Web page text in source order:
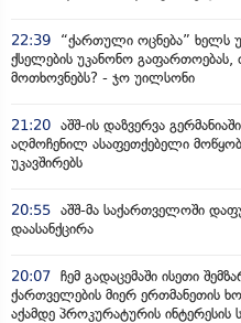
22:39
“ქართული ოცნება” ხელს
ქსელების უკანონო გაფართოებას,
მოთხოვნებს? - ჯო უილსონი
21:20 აშშ-ის დაზვერვა
აღმოჩენილ ასაფეთქებელი
უკავშირებს
20:55 აშშ-მა საქართველოში
დაასანქცირა
20:07 ჩემ გადაცემაში ისეთი
ქართველების მიერ ერთმანეთის
აქამდე პროკურატურის ინტერესის